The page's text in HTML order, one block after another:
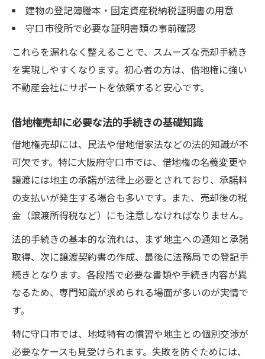
建物の登記簿謄本・固定資産税納税証明書の用意
守口市役所で必要な証明書類の事前確認
これらを漏れなく整えることで、スムーズな売却手続き
を実現しやすくなります。初心者の方は、借地権に強い
不動産会社にサポートを依頼すると安心です。
借地権売却に必要な法的手続きの基礎知識
借地権売却には、民法や借地借家法などの法的知識が不
可欠です。特に大阪府守口市では、借地権の名義変更や
譲渡には地主の承諾が法律上必要とされており、承諾料
の支払いが発生する場合も多いです。また、売却後の税
金（譲渡所得税など）にも注意しなければなりません。
法的手続きの基本的な流れは、まず地主への通知と承諾
取得、次に譲渡契約書の作成、最後に法務局での登記手
続きとなります。各段階で必要な書類や手続き内容が異
なるため、専門知識が求められる場面が多いのが実情で
す。
特に守口市では、地域特有の慣習や地主との個別交渉が
必要なケースも見受けられます。失敗を防ぐためには、